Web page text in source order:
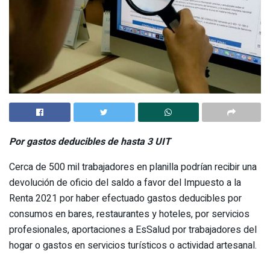
Por gastos deducibles de hasta 3 UIT
Cerca de 500 mil trabajadores en planilla podrían recibir una
devolución de oficio del saldo a favor del Impuesto a la
Renta 2021 por haber efectuado gastos deducibles por
consumos en bares, restaurantes y hoteles, por servicios
profesionales, aportaciones a EsSalud por trabajadores del
hogar o gastos en servicios turísticos o actividad artesanal.